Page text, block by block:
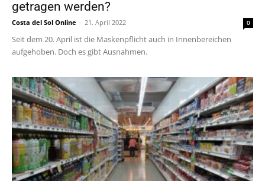
getragen werden?
Costa del Sol Online - 21. April 2022 0
Seit dem 20. April ist die Maskenpflicht auch in Innenbereichen
aufgehoben. Doch es gibt Ausnahmen.